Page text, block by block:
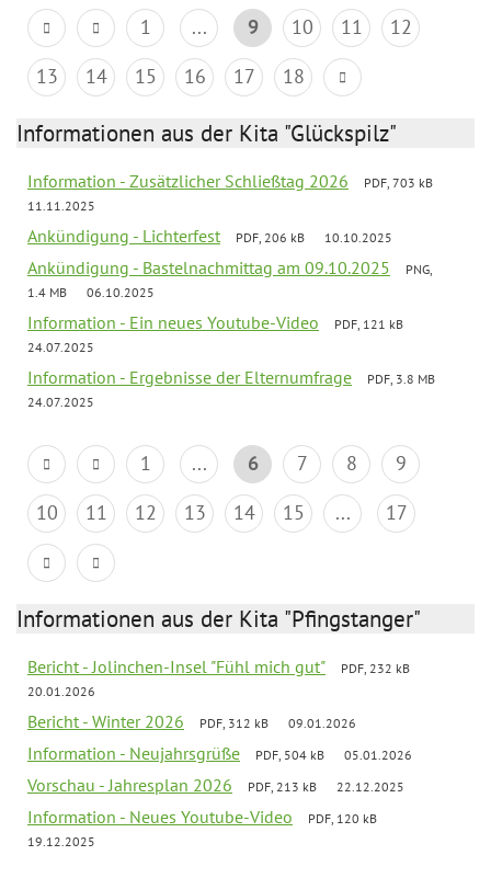
1 ... 9 10 11
12
13
14 15 16 17 18
Informationen aus der Kita "Glückspilz"
Information - Zusätzlicher Schließtag 2026
PDF, 703 kB
11.11.2025
Ankündigung - Lichterfest PDF, 206 kB 10.10.2025
Ankündigung - Bastelnachmittag am 09.10.2025
PNG,
1.4 MB
06.10.2025
Information - Ein neues Youtube-Video
PDF, 121 kB
24.07.2025
Information - Ergebnisse der Elternumfrage
PDF, 3.8 MB
24.07.2025
1 ... 6 7 8
9
10
11 12 13 14 15 ... 17
Informationen aus der Kita "Pfingstanger"
Bericht - Jolinchen-Insel "Fühl mich gut"
PDF, 232 kB
20.01.2026
Bericht - Winter 2026 PDF, 312 kB 09.01.2026
Information - Neujahrsgrüße PDF, 504 kB 05.01.2026
Vorschau - Jahresplan 2026 PDF, 213 kB 22.12.2025
Information - Neues Youtube-Video
PDF, 120 kB
19.12.2025